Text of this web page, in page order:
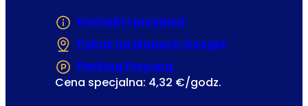
Kontakt i przyjazd
Pokaż na Mapach Google
Parking Freyung
Cena specjalna: 4,32 €/godz.